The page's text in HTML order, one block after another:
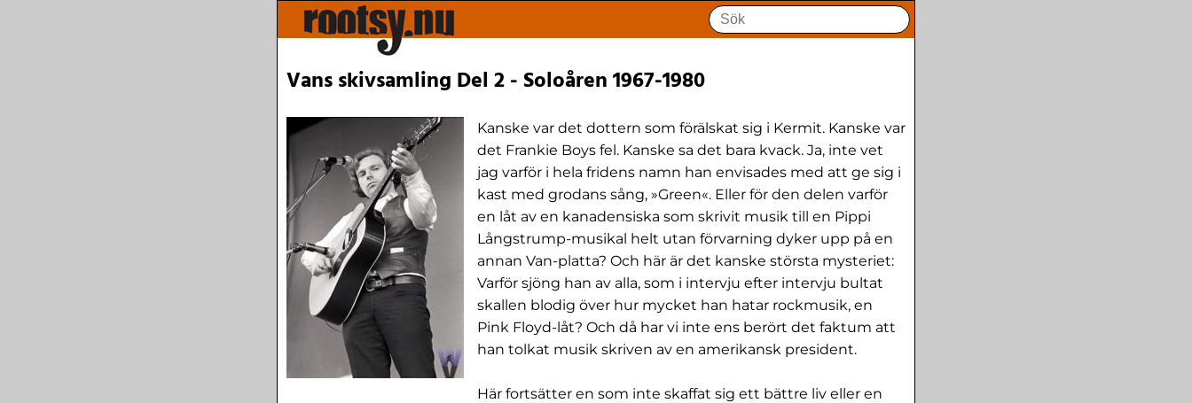
Vans skivsamling Del 2 - Soloåren 1967-1980
Kanske var det dottern som förälskat sig i Kermit. Kanske var
det Frankie Boys fel. Kanske sa det bara kvack. Ja, inte vet
jag varför i hela fridens namn han envisades med att ge sig i
kast med grodans sång, »Green«. Eller för den delen varför
en låt av en kanadensiska som skrivit musik till en Pippi
Långstrump-musikal helt utan förvarning dyker upp på en
annan Van-platta? Och här är det kanske största mysteriet:
Varför sjöng han av alla, som i intervju efter intervju bultat
skallen blodig över hur mycket han hatar rockmusik, en
Pink Floyd-låt? Och då har vi inte ens berört det faktum att
han tolkat musik skriven av en amerikansk president.
Här fortsätter en som inte skaffat sig ett bättre liv eller en